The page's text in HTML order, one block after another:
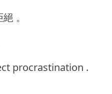
。
procrastination .